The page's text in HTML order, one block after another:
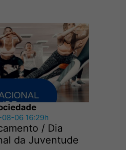
06 16:29h
/ Dia
da Juventude